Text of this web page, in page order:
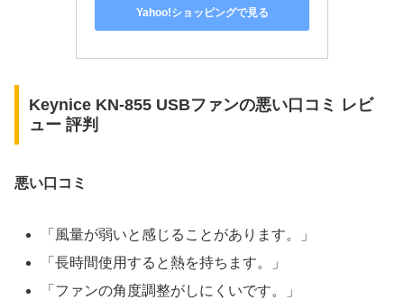
Yahoo!ショッピングで見る
Keynice KN-855 USBファンの悪い口コミ レビ
ュー 評判
悪い口コミ
「風量が弱いと感じることがあります。」
「長時間使用すると熱を持ちます。」
「ファンの角度調整がしにくいです。」